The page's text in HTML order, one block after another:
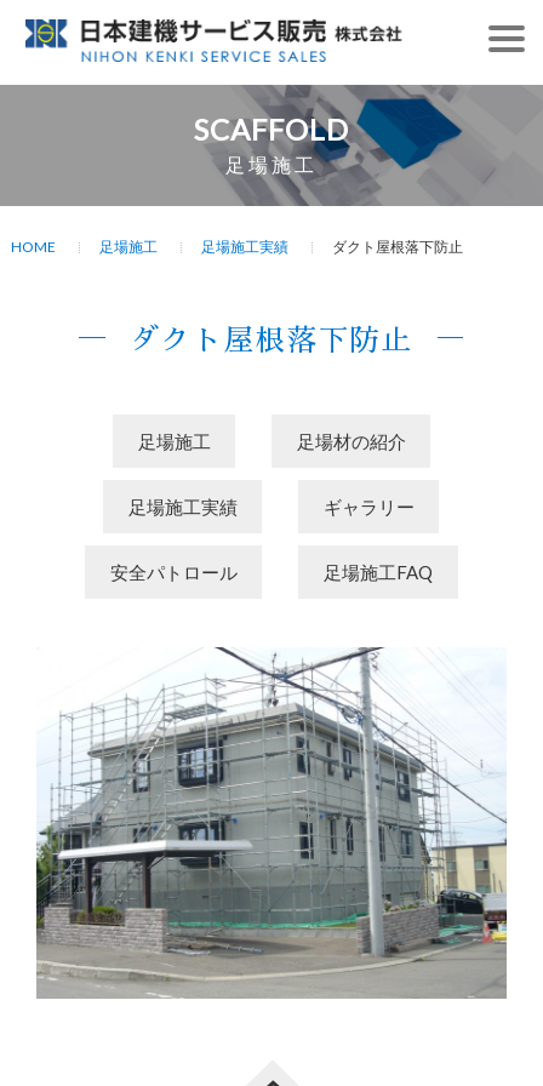
SCAFFOLD
足場施工
HOME 足場施工 足場施工実績 ダクト屋根落下防止
ダクト屋根落下防止
足場施工 足場材の紹介
足場施工実績 ギャラリー
安全パトロール 足場施工FAQ